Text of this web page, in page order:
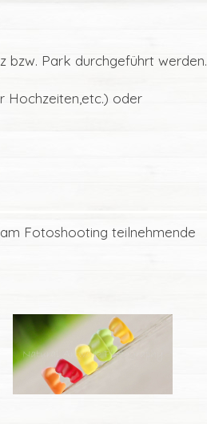
bzw. Park durchgeführt werden.
Hochzeiten,etc.) oder
Fotoshooting teilnehmende